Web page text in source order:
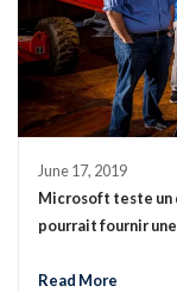
June 17, 2019
Microsoft teste un
pourrait fournir
Read More